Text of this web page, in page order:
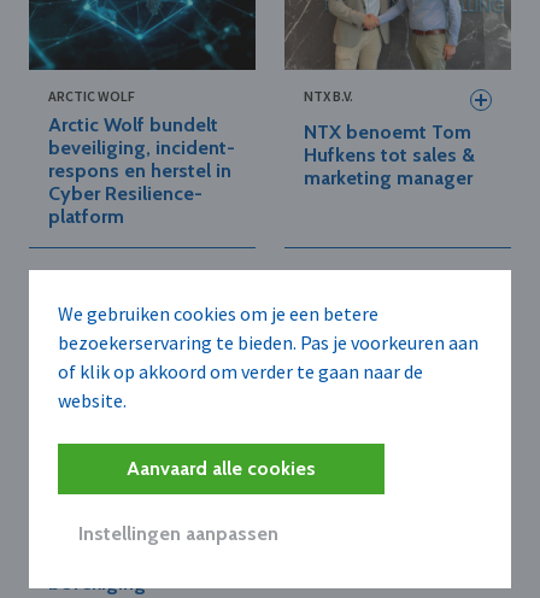
We gebruiken cookies om je een betere
bezoekerservaring te bieden. Pas je voorkeuren aan
of klik op akkoord om verder te gaan naar de
website.
Aanvaard alle cookies
Instellingen aanpassen
ARCTIC WOLF
Arctic Wolf bundelt
beveiliging, incident-
respons en herstel in
Cyber Resilience-
platform
NTX B.V.
NTX benoemt Tom
Hufkens tot sales &
marketing manager
FORTINET BELGIUM
Fortinet lanceert
infrastructuren en
beveiliging
DEEL
Deel slorpt AI